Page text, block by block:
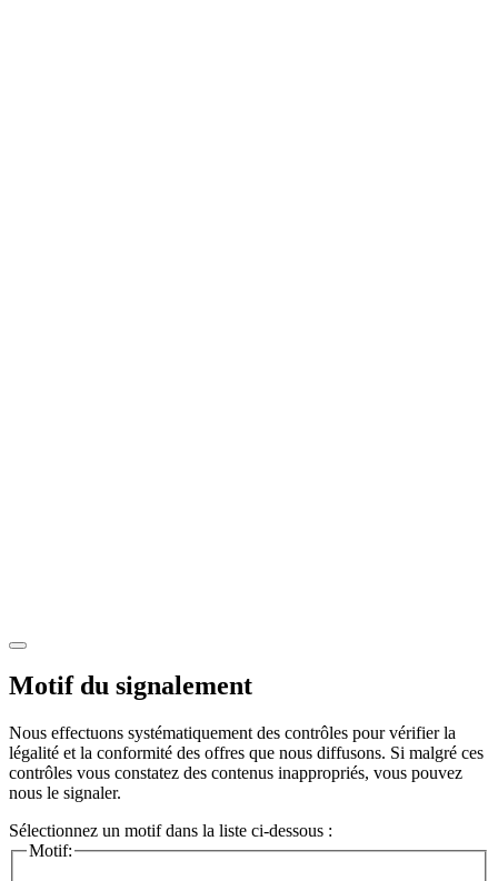
Motif du signalement
Nous effectuons systématiquement des contrôles pour vérifier la
légalité et la conformité des offres que nous diffusons. Si malgré ces
contrôles vous constatez des contenus inappropriés, vous pouvez
nous le signaler.
Sélectionnez un motif dans la liste ci-dessous :
Motif: